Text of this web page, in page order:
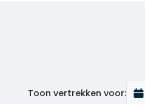
Toon vertrekken voor: